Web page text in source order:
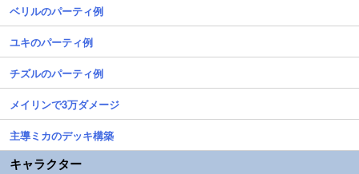
ベリルのパーティ例
ユキのパーティ例
チズルのパーティ例
メイリンで3万ダメージ
主導ミカのデッキ構築
キャラクター